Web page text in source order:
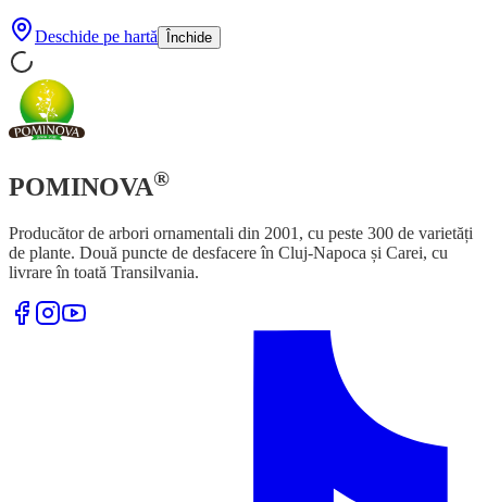
Deschide pe hartă Închide
POMINOVA®
Producător de arbori ornamentali din 2001, cu peste 300 de varietăți
de plante. Două puncte de desfacere în Cluj-Napoca și Carei, cu
livrare în toată Transilvania.